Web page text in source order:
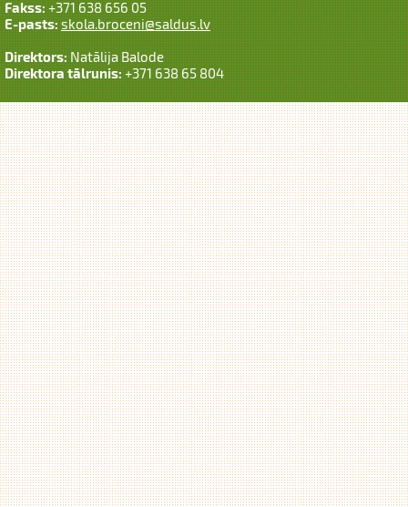
Fakss:+371 638 656 05
E-pasts:skola.broceni@saldus.lv
Direktors:Natālija Balode
Direktora tālrunis:+371 638 65 804